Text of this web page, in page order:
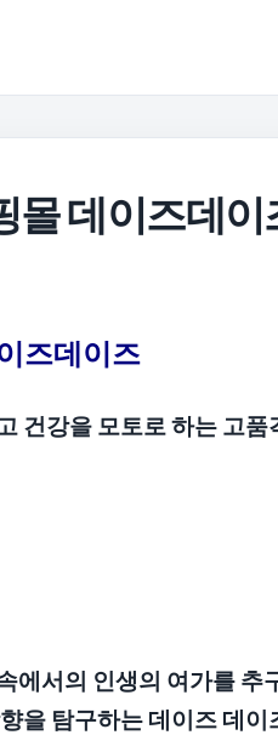
몰 데이즈데이
즈데이즈
건강을 모토로 하는 고
에서의 인생의 여가를 추
을 탐구하는 데이즈 데